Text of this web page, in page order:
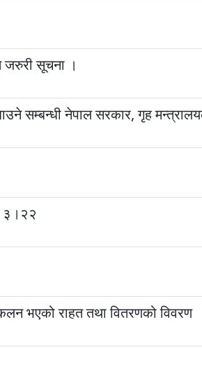
जरुरी सूचना ।
सम्बन्धी नेपाल सरकार, गृह
भएको राहत तथा वितरणको विवरण